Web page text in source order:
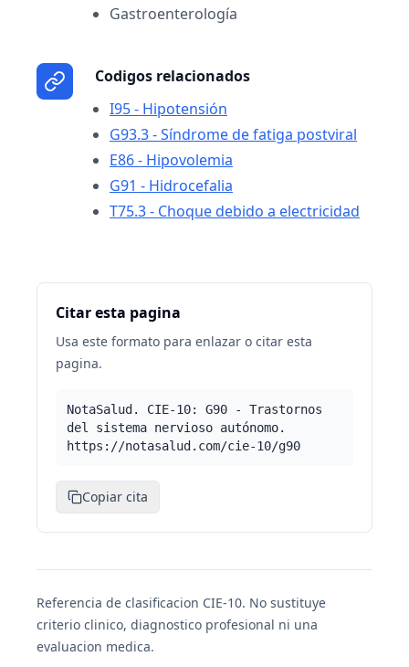
Gastroenterología
Codigos relacionados
I95 - Hipotensión
G93.3 - Síndrome de fatiga postviral
E86 - Hipovolemia
G91 - Hidrocefalia
T75.3 - Choque debido a electricidad
Citar esta pagina
Usa este formato para enlazar o citar esta
pagina.
NotaSalud. CIE-10: G90 - Trastornos
del sistema nervioso autónomo.
https://notasalud.com/cie-10/g90
Copiar cita
Referencia de clasificacion CIE-10. No sustituye
criterio clinico, diagnostico profesional ni una
evaluacion medica.